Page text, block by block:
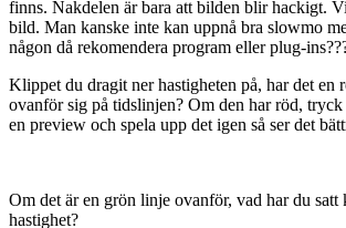
finns. Nakdelen är bara att bilden blir hackigt.
bild. Man kanske inte kan uppnå bra slowmo
någon då rekomendera program eller plug-
Klippet du dragit ner hastigheten på, har det en
ovanför sig på tidslinjen? Om den har röd, tryck
en preview och spela upp det igen så ser det
Om det är en grön linje ovanför, vad har du
hastighet?